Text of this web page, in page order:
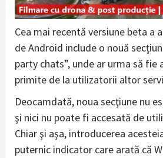
Cea mai recentă versiune beta a
de Android include o nouă
party chats”, unde ar urma să fie
primite de la utilizatorii altor
Deocamdată, noua secţiune nu
şi nici nu poate fi accesată de
Chiar şi aşa, introducerea
puternic indicator care arată că